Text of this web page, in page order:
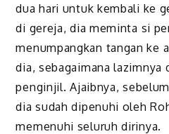
dua hari untuk kembali ke
di gereja, dia meminta si
menumpangkan tangan ke
dia, sebagaimana lazimnya
penginjil. Ajaibnya,
dia sudah dipenuhi oleh
memenuhi seluruh dirinya.